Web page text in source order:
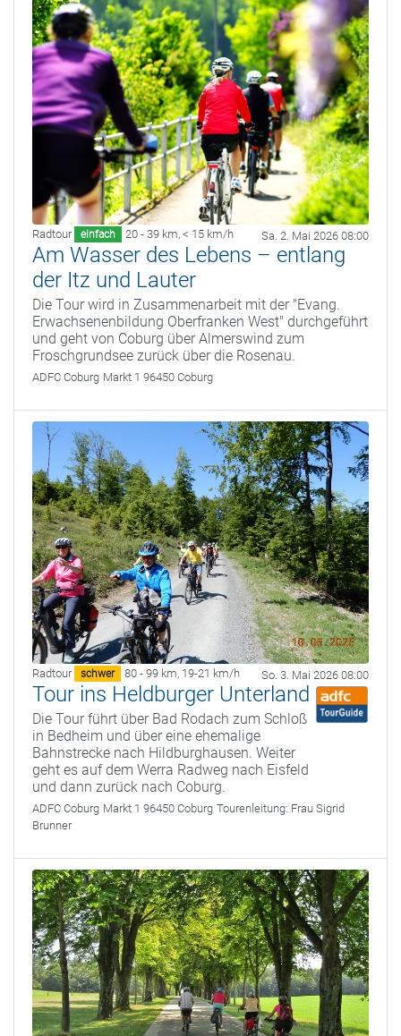
Radtour einfach 20 - 39 km, < 15 km/h Sa. 2. Mai 2026 08:00
Am Wasser des Lebens – entlang
der Itz und Lauter
Die Tour wird in Zusammenarbeit mit der "Evang.
Erwachsenenbildung Oberfranken West" durchgeführt
und geht von Coburg über Almerswind zum
Froschgrundsee zurück über die Rosenau.
ADFC Coburg Markt 1 96450 Coburg
Radtour schwer 80 - 99 km, 19-21 km/h So. 3. Mai 2026 08:00
Tour ins Heldburger Unterland
Die Tour führt über Bad Rodach zum Schloß
in Bedheim und über eine ehemalige
Bahnstrecke nach Hildburghausen. Weiter
geht es auf dem Werra Radweg nach Eisfeld
und dann zurück nach Coburg.
ADFC Coburg Markt 1 96450 Coburg Tourenleitung: Frau Sigrid
Brunner